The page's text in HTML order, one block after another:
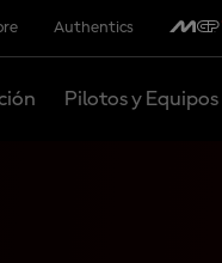
Authentics
Pilotos y Equipos